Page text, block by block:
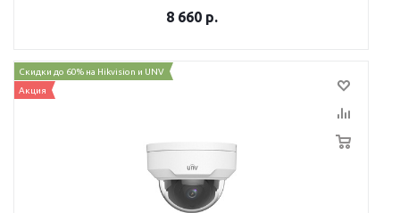
8 660р.
Скидки до 60% на Hikvision и UNV
Акция